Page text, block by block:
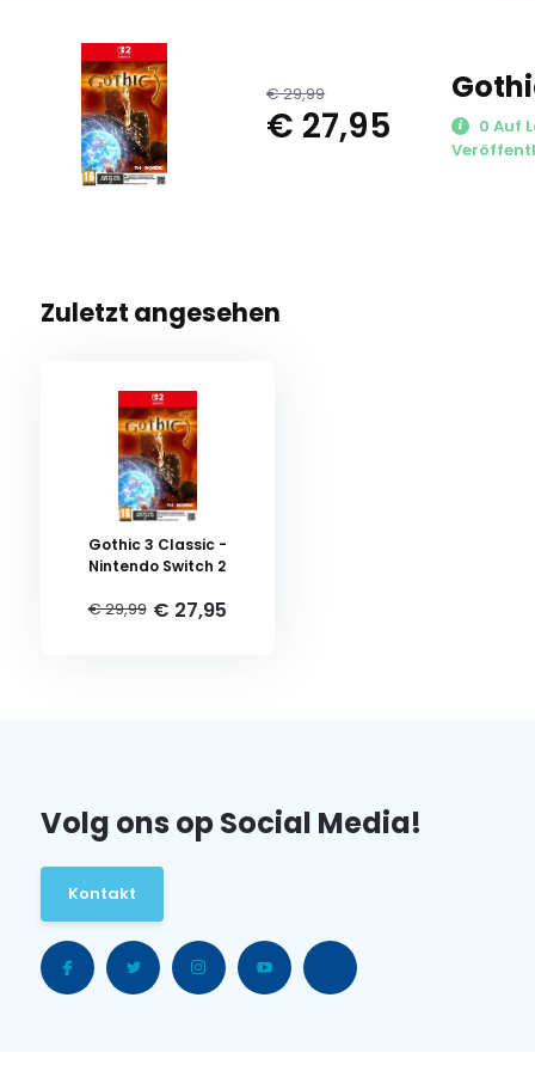
€ 29,99
€ 27,95
0 Auf
Zuletzt angesehen
Gothic 3 Classic -
Nintendo Switch 2
€ 29,99 € 27,95
Volg ons op Social Media!
Kontakt